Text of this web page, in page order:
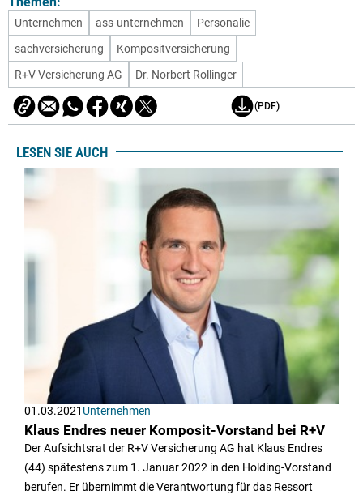
Unternehmen ass-unternehmen
Personalie
sachversicherung
Kompositversicherung
R+V Versicherung AG
Dr. Norbert Rollinger
(PDF)
LESEN SIE AUCH
01.03.2021 Unternehmen
Klaus Endres neuer Komposit-Vorstand bei R+V
Der Aufsichtsrat der R+V Versicherung AG hat Klaus Endres
(44) spätestens zum 1. Januar 2022 in den Holding-Vorstand
berufen. Er übernimmt die Verantwortung für das Ressort